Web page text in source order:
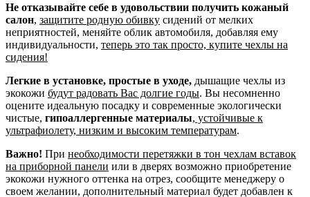
Не отказывайте себе в удовольствии получить кожаный
салон, защитите родную обивку сидений от мелких
неприятностей, меняйте облик автомобиля, добавляя ему
индивидуальности, теперь это так просто, купите чехлы на
сидения!
Легкие в установке, простые в уходе, дышащие чехлы из
экокожи будут радовать Вас долгие годы. Вы несомненно
оцените идеальную посадку и современные экологически
чистые, гипоаллергенные материалы, устойчивые к
ультрафиолету, низким и высоким температурам.
Важно! При необходимости перетяжки в тон чехлам вставок
на приборной панели или в дверях возможно приобретение
экокожи нужного оттенка на отрез, сообщите менеджеру о
своем желании, дополнительный материал будет добавлен к